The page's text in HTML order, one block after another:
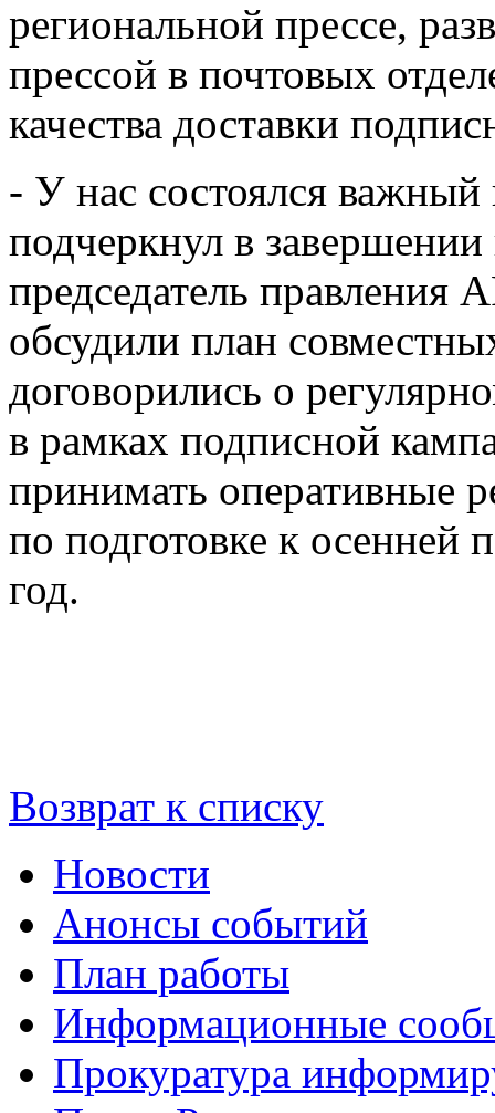
региональной прессе,
прессой в почтовых
качества доставки
- У нас состоялся важный
подчеркнул в
председатель
обсудили план
договорились о
в рамках подписной
принимать оперативные
по подготовке к осенней
год.
Возврат к списку
Новости
Анонсы событий
План работы
Информационные
Прокуратура